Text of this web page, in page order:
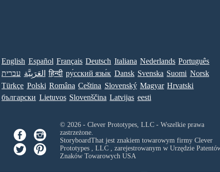
English Español Français Deutsch Italiana Nederlands Português
עברית العَرَبِيَّة हिन्दी ру́сский язы́к Dansk Svenska Suomi Norsk
Türkçe Polski Româna Ceština Slovenský Magyar Hrvatski
български Lietuvos Slovenščina Latvijas eesti
© 2026 - Clever Prototypes, LLC - Wszelkie prawa
zastrzeżone.
StoryboardThat jest znakiem towarowym firmy Clever
Prototypes , LLC, zarejestrowanym w Urzędzie
Znaków Towarowych USA